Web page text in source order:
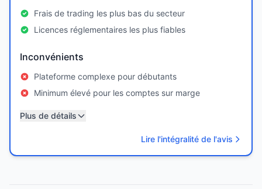
Frais de trading les plus bas du secteur
Licences réglementaires les plus fiables
Inconvénients
Plateforme complexe pour débutants
Minimum élevé pour les comptes sur marge
Plus de détails
Lire l'intégralité de l'avis